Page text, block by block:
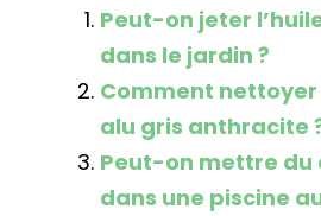
Peut-on jeter
dans le jardin ?
Comment
alu gris anthracite
Peut-on mettre du
dans une piscine